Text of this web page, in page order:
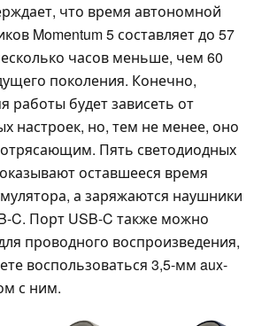
что время автономной
Momentum 5 составляет до 57
часов меньше, чем 60
поколения. Конечно,
работы будет зависеть от
настроек, но, тем не менее, оно
Пять светодиодных
оставшееся время
а заряжаются наушники
C. Порт USB-C также можно
проводного воспроизведения,
воспользоваться 3,5-мм aux-
с ним.